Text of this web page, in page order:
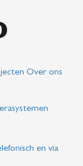
Over ons
en via